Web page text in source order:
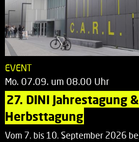
EVENT
Mo. 07.09. um 08.00 Uhr
27. DINI Jahrestagung
Herbsttagung
Vom 7. bis 10. September 2026